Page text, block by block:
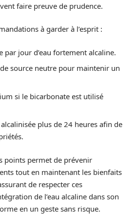
faire preuve de prudence.
à garder à l’esprit :
par jour d’eau fortement alcaline.
source neutre pour maintenir un
si le bicarbonate est utilisé
alcalinisée plus de 24 heures afin de
points permet de prévenir
tout en maintenant les bienfaits
de respecter ces
de l’eau alcaline dans son
en un geste sans risque.